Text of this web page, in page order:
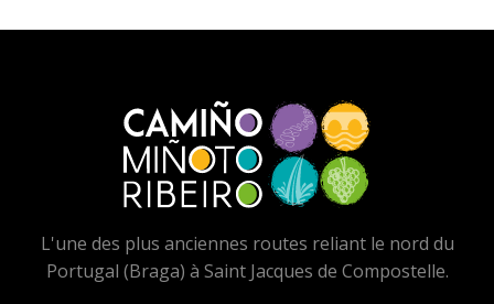
L'une des plus anciennes routes reliant le nord du
Portugal (Braga) à Saint Jacques de Compostelle.